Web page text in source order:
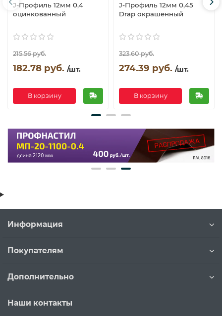
J-Профиль 12мм 0,4
оцинкованный
215.56 руб.
182.78 руб. /шт.
В корзину
J-Профиль 12мм 0,45
Drap окрашенный
323.60 руб.
274.39 руб. /шт.
В корзину
Информация
Покупателям
Дополнительно
Наши контакты